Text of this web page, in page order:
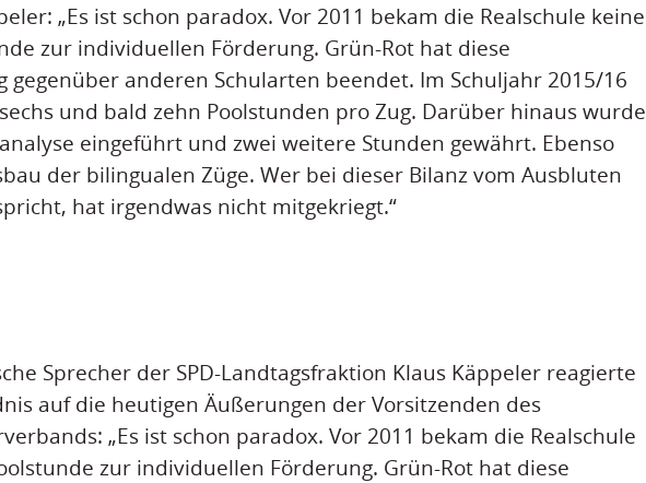
„Es ist schon paradox. Vor 2011 bekam die Realschule keine
zur individuellen Förderung. Grün-Rot hat diese
gegenüber anderen Schularten beendet. Im Schuljahr 2015/16
und bald zehn Poolstunden pro Zug. Darüber hinaus wurde
eingeführt und zwei weitere Stunden gewährt. Ebenso
der bilingualen Züge. Wer bei dieser Bilanz vom Ausbluten
hat irgendwas nicht mitgekriegt.“
Sprecher der SPD-Landtagsfraktion Klaus Käppeler reagierte
auf die heutigen Äußerungen der Vorsitzenden des
„Es ist schon paradox. Vor 2011 bekam die Realschule
zur individuellen Förderung. Grün-Rot hat diese